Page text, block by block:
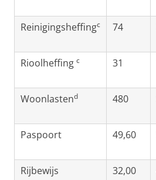
Reinigingsheffingc 74
Rioolheffing c 31
Woonlastend 480
Paspoort 49,60
Rijbewijs 32,00